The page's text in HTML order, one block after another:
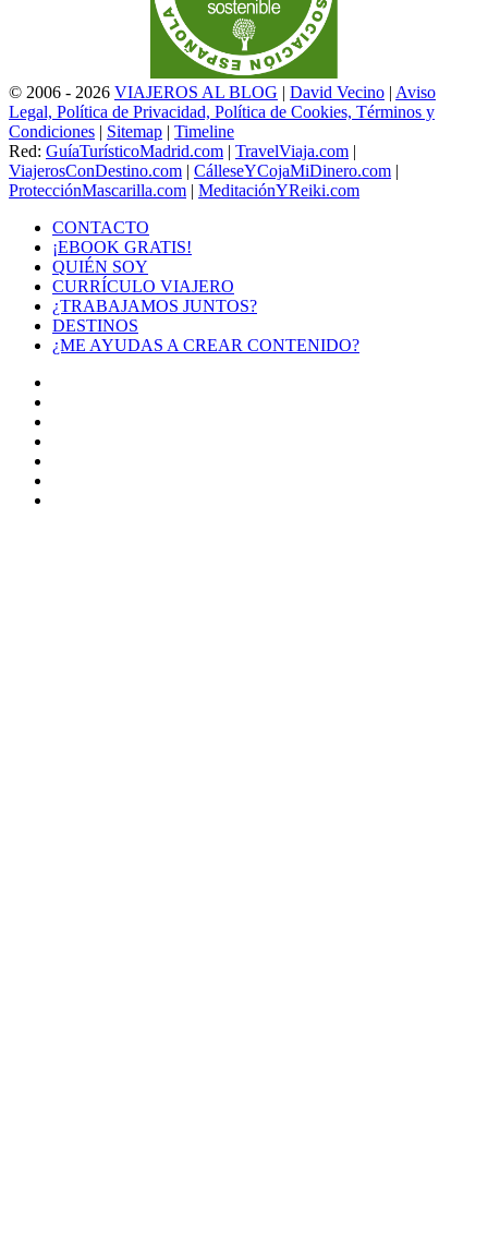
© 2006 - 2026 VIAJEROS AL BLOG | David Vecino | Aviso
Legal, Política de Privacidad, Política de Cookies, Términos y
Condiciones | Sitemap | Timeline
Red: GuíaTurísticoMadrid.com | TravelViaja.com |
ViajerosConDestino.com | CálleseYCojaMiDinero.com |
ProtecciónMascarilla.com | MeditaciónYReiki.com
CONTACTO
¡EBOOK GRATIS!
QUIÉN SOY
CURRÍCULO VIAJERO
¿TRABAJAMOS JUNTOS?
DESTINOS
¿ME AYUDAS A CREAR CONTENIDO?